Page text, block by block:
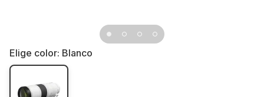
Elige color: Blanco